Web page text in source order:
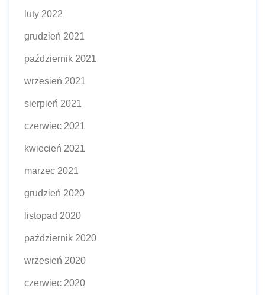
luty 2022
grudzień 2021
październik 2021
wrzesień 2021
sierpień 2021
czerwiec 2021
kwiecień 2021
marzec 2021
grudzień 2020
listopad 2020
październik 2020
wrzesień 2020
czerwiec 2020